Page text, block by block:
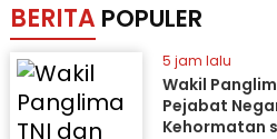
BERITA POPULER
5 jam lalu
Wakil
Pejabat
Kehormatan